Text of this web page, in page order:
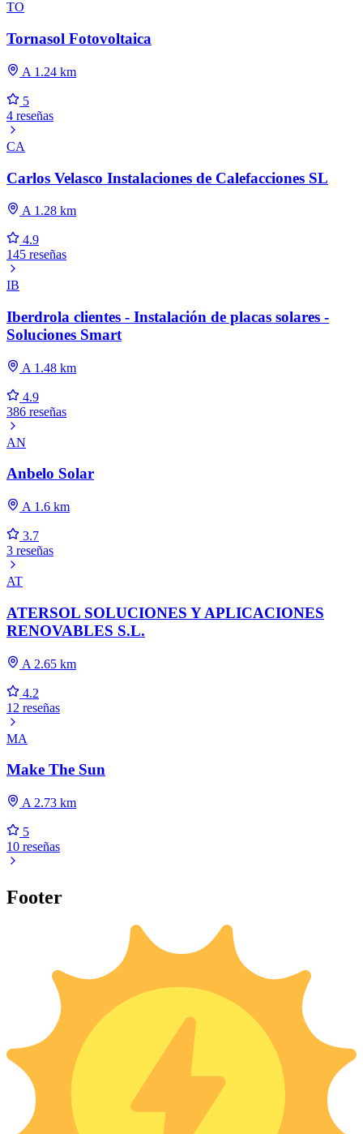
TO
Tornasol Fotovoltaica
A 1.24 km
5
4 reseñas
CA
Carlos Velasco Instalaciones de Calefacciones SL
A 1.28 km
4.9
145 reseñas
IB
Iberdrola clientes - Instalación de placas solares -
Soluciones Smart
A 1.48 km
4.9
386 reseñas
AN
Anbelo Solar
A 1.6 km
3.7
3 reseñas
AT
ATERSOL SOLUCIONES Y APLICACIONES
RENOVABLES S.L.
A 2.65 km
4.2
12 reseñas
MA
Make The Sun
A 2.73 km
5
10 reseñas
Footer